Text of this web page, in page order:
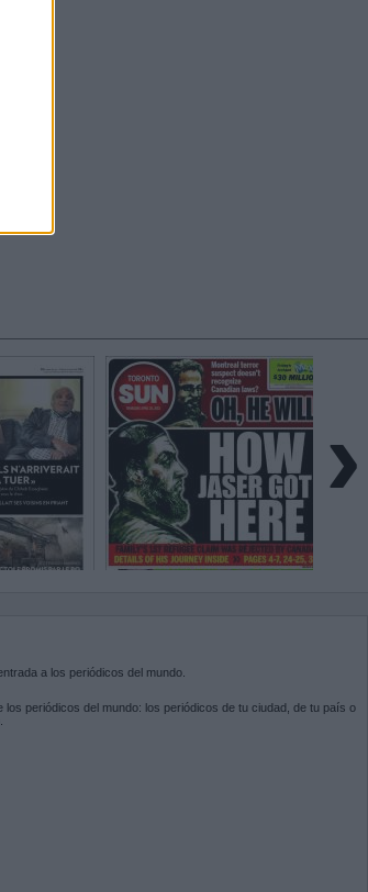
›
a los periódicos del mundo.
los periódicos del mundo: los periódicos de tu ciudad, de tu país o